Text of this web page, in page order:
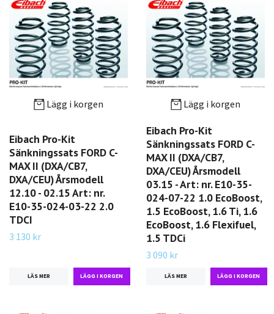
Lägg i korgen
Eibach Pro-Kit
Sänkningssats FORD C-
MAX II (DXA/CB7,
DXA/CEU) Årsmodell
12.10 - 02.15 Art: nr.
E10-35-024-03-22 2.0
TDCI
3 130 kr
LÄS MER
Lägg i korgen
Eibach Pro-Kit
Sänkningssats FORD C-
MAX II (DXA/CB7,
DXA/CEU) Årsmodell
03.15 - Art: nr. E10-35-
024-07-22 1.0 EcoBoost,
1.5 EcoBoost, 1.6 Ti, 1.6
EcoBoost, 1.6 Flexifuel,
1.5 TDCi
3 090 kr
LÄS MER